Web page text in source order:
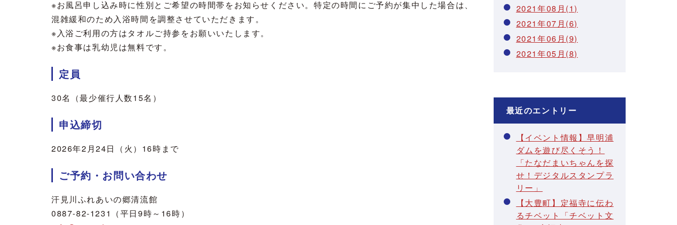
※お風呂申し込み時に性別とご希望の時間帯をお知らせください。特定の時間にご予約が集中した場合は、
混雑緩和のため入浴時間を調整させていただきます。
※入浴ご利用の方はタオルご持参をお願いいたします。
※お食事は乳幼児は無料です。
定員
30名（最少催行人数15名）
申込締切
2026年2月24日（火）16時まで
ご予約・お問い合わせ
汗見川ふれあいの郷清流館
0887-82-1231（平日9時～16時）
2021年08月(1)
2021年07月(6)
2021年06月(9)
2021年05月(8)
最近のエントリー
【イベント情報】早明浦
ダムを遊び尽くそう！
「たなだまいちゃんを探
せ！デジタルスタンプラ
リー」
【大豊町】定福寺に伝わ
るチベット「チベット文